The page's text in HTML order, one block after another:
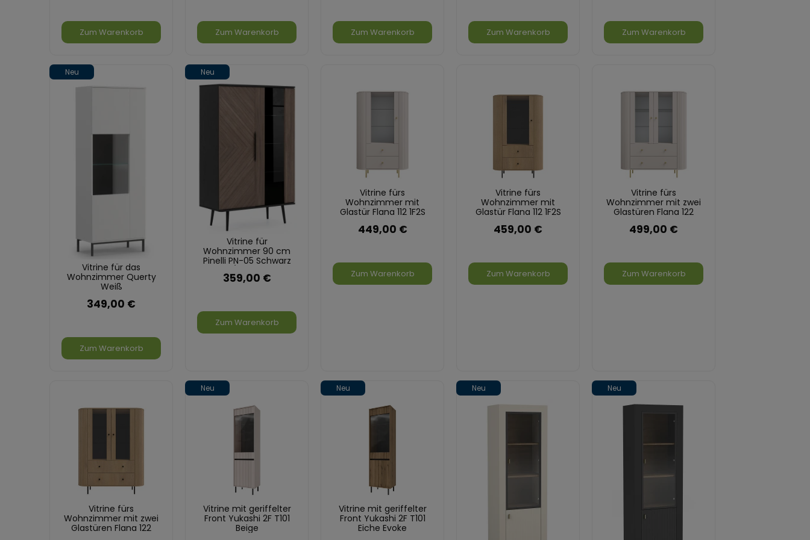
Zum Warenkorb Zum Warenkorb Zum Warenkorb Zum Warenkorb Zum Warenkorb
Vitrine für das
Wohnzimmer Querty
Weiß
349,00 €
Zum Warenkorb
Neu
Vitrine für
Wohnzimmer 90 cm
Pinelli PN-05 Schwarz
359,00 €
Zum Warenkorb
Neu
Vitrine fürs
Wohnzimmer mit
Glastür Flana 112 1F2S
449,00 €
Zum Warenkorb
Vitrine fürs
Wohnzimmer mit
Glastür Flana 112 1F2S
459,00 €
Zum Warenkorb
Vitrine fürs
Wohnzimmer mit zwei
Glastüren Flana 122
499,00 €
Zum Warenkorb
Vitrine fürs
Wohnzimmer mit zwei
Glastüren Flana 122
Vitrine mit geriffelter
Front Yukashi 2F T101
Beige
Neu
Vitrine mit geriffelter
Front Yukashi 2F T101
Eiche Evoke
Neu Neu Neu